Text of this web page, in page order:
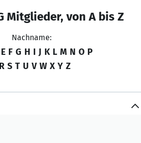
Mitglieder, von A bis Z
Nachname:
E F G H I J K L M N O P
R S T U V W X Y Z